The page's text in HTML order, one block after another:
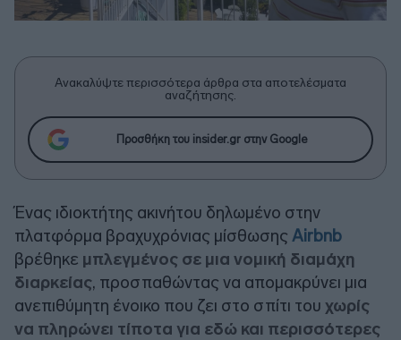
Ανακαλύψτε περισσότερα άρθρα στα αποτελέσματα
αναζήτησης.
Προσθήκη του insider.gr στην Google
Ένας ιδιοκτήτης ακινήτου δηλωμένο στην
πλατφόρμα βραχυχρόνιας μίσθωσης Airbnb
βρέθηκε μπλεγμένος σε μια νομική διαμάχη
διαρκείας, προσπαθώντας να απομακρύνει μια
ανεπιθύμητη ένοικο που ζει στο σπίτι του χωρίς
να πληρώνει τίποτα για εδώ και περισσότερες